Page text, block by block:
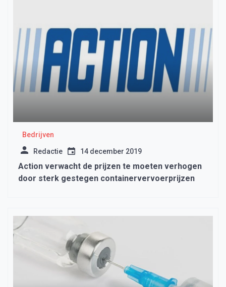
Bedrijven
Redactie 14 december 2019
Action verwacht de prijzen te moeten verhogen
door sterk gestegen containervervoerprijzen